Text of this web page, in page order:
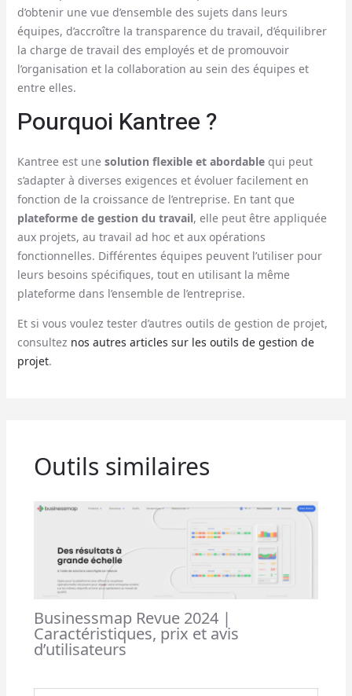
d’obtenir une vue d’ensemble des sujets dans leurs
équipes, d’accroître la transparence du travail, d’équilibrer
la charge de travail des employés et de promouvoir
l’organisation et la collaboration au sein des équipes et
entre elles.
Pourquoi Kantree ?
Kantree est une solution flexible et abordablequi peut
s’adapter à diverses exigences et évoluer facilement en
fonction de la croissance de l’entreprise. En tant que
plateforme de gestion du travail, elle peut être appliquée
aux projets, au travail ad hoc et aux opérations
fonctionnelles. Différentes équipes peuvent l’utiliser pour
leurs besoins spécifiques, tout en utilisant la même
plateforme dans l’ensemble de l’entreprise.
Et si vous voulez tester d’autres outils de gestion de projet,
consultez nos autres articles sur les outils de gestion de
projet.
Outils similaires
Businessmap Revue 2024 |
Caractéristiques, prix et avis
d’utilisateurs